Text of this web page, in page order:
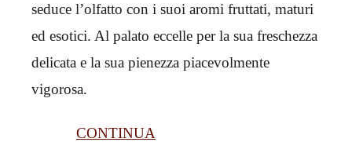
seduce l’olfatto con i suoi aromi fruttati, maturi
ed esotici. Al palato eccelle per la sua freschezza
delicata e la sua pienezza piacevolmente
vigorosa.
CONTINUA